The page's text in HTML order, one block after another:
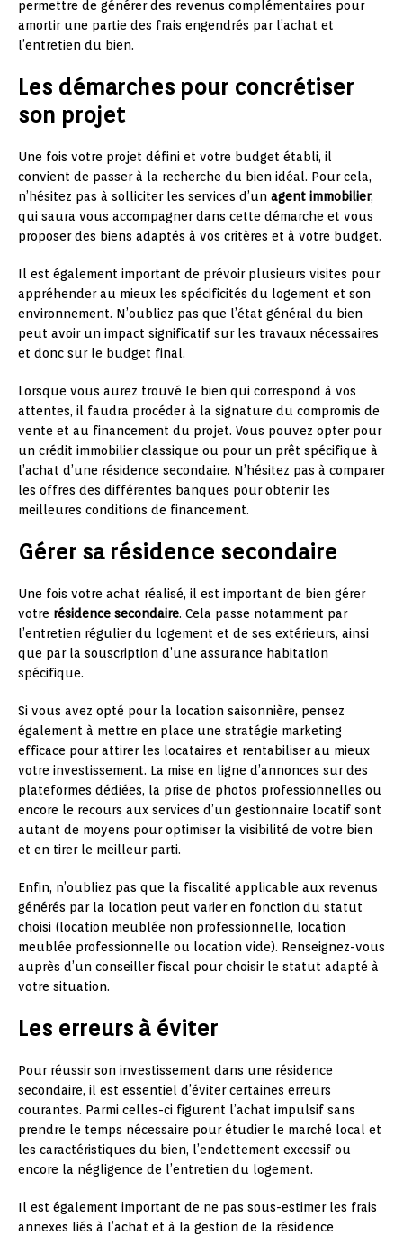
permettre de générer des revenus complémentaires pour
amortir une partie des frais engendrés par l’achat et
l’entretien du bien.
Les démarches pour concrétiser
son projet
Une fois votre projet défini et votre budget établi, il
convient de passer à la recherche du bien idéal. Pour cela,
n’hésitez pas à solliciter les services d’un agent immobilier,
qui saura vous accompagner dans cette démarche et vous
proposer des biens adaptés à vos critères et à votre budget.
Il est également important de prévoir plusieurs visites pour
appréhender au mieux les spécificités du logement et son
environnement. N’oubliez pas que l’état général du bien
peut avoir un impact significatif sur les travaux nécessaires
et donc sur le budget final.
Lorsque vous aurez trouvé le bien qui correspond à vos
attentes, il faudra procéder à la signature du compromis de
vente et au financement du projet. Vous pouvez opter pour
un crédit immobilier classique ou pour un prêt spécifique à
l’achat d’une résidence secondaire. N’hésitez pas à comparer
les offres des différentes banques pour obtenir les
meilleures conditions de financement.
Gérer sa résidence secondaire
Une fois votre achat réalisé, il est important de bien gérer
votre résidence secondaire. Cela passe notamment par
l’entretien régulier du logement et de ses extérieurs, ainsi
que par la souscription d’une assurance habitation
spécifique.
Si vous avez opté pour la location saisonnière, pensez
également à mettre en place une stratégie marketing
efficace pour attirer les locataires et rentabiliser au mieux
votre investissement. La mise en ligne d’annonces sur des
plateformes dédiées, la prise de photos professionnelles ou
encore le recours aux services d’un gestionnaire locatif sont
autant de moyens pour optimiser la visibilité de votre bien
et en tirer le meilleur parti.
Enfin, n’oubliez pas que la fiscalité applicable aux revenus
générés par la location peut varier en fonction du statut
choisi (location meublée non professionnelle, location
meublée professionnelle ou location vide). Renseignez-vous
auprès d’un conseiller fiscal pour choisir le statut adapté à
votre situation.
Les erreurs à éviter
Pour réussir son investissement dans une résidence
secondaire, il est essentiel d’éviter certaines erreurs
courantes. Parmi celles-ci figurent l’achat impulsif sans
prendre le temps nécessaire pour étudier le marché local et
les caractéristiques du bien, l’endettement excessif ou
encore la négligence de l’entretien du logement.
Il est également important de ne pas sous-estimer les frais
annexes liés à l’achat et à la gestion de la résidence